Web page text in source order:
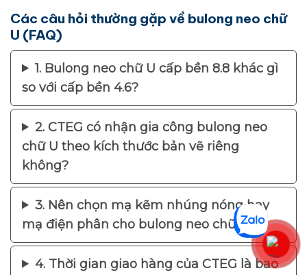
Các câu hỏi thường gặp về bulong neo chữ
U (FAQ)
1. Bulong neo chữ U cấp bền 8.8 khác gì
so với cấp bền 4.6?
2. CTEG có nhận gia công bulong neo
chữ U theo kích thước bản vẽ riêng
không?
3. Nên chọn mạ kẽm nhúng nóng hay
mạ điện phân cho bulong neo chữ U?
4. Thời gian giao hàng của CTEG là bao